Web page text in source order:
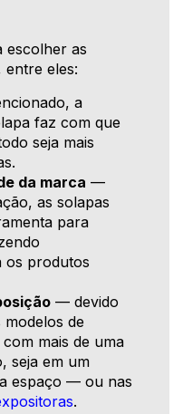
escolher as
entre eles:
a
faz com que
seja mais
da marca —
as solapas
para
os produtos
— devido
de
mais de uma
seja em um
espaço — ou nas
.